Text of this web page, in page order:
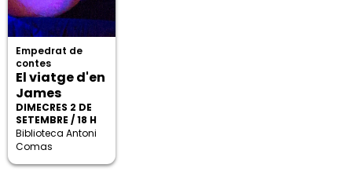
Empedrat de
contes
El viatge d'en
James
DIMECRES 2 DE
SETEMBRE / 18 H
Biblioteca Antoni
Comas